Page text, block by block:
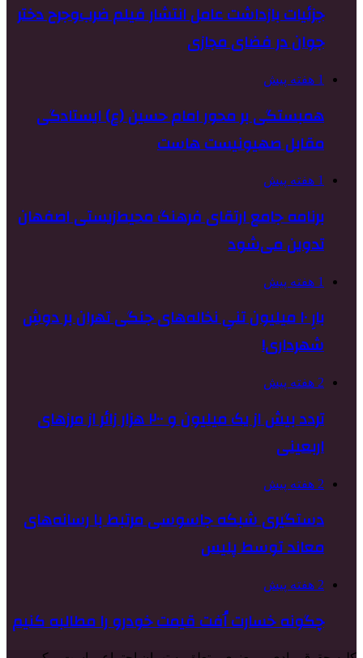
جزئیات بازداشت عامل انتشار فیلم ضرب‌وجرح دختر
جوان در فضای مجازی
1 هفته پیش
همبستگی بر محور امام حسین (ع) ایستادگی
مقابل صهیونیست هاست
1 هفته پیش
برنامه جامع ارتقای فرهنگ محیط‌زیستی اصفهان
تدوین می‌شود
1 هفته پیش
بارِ ۱۰ میلیون تنیِ نخاله‌های جنگی تهران بر دوشِ
شهرداری!
2 هفته پیش
تردد بیش از یک میلیون و ۲۰۰ هزار زائر از مرزهای
اربعینی
2 هفته پیش
دستگیری شبکه جاسوسی مرتبط با رسانه‌های
معاند توسط پلیس
2 هفته پیش
چگونه خسارت اُفت قیمت خودرو را مطالبه کنیم